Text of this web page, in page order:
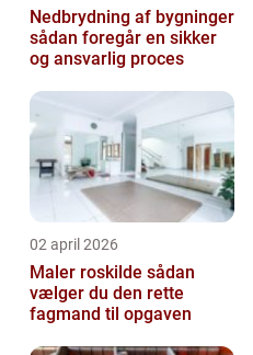
Nedbrydning af bygninger
sådan foregår en sikker
og ansvarlig proces
02 april 2026
Maler roskilde sådan
vælger du den rette
fagmand til opgaven